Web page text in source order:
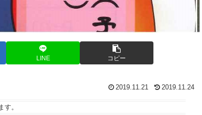
LINE コピー
2019.11.21 2019.11.24
す。